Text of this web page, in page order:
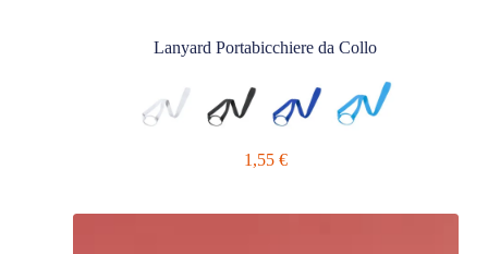
Lanyard Portabicchiere da Collo
1,55 €